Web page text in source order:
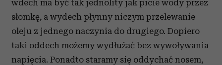
wdech ma być tak jednolity jak picie wody przez
słomkę, a wydech płynny niczym przelewanie
oleju z jednego naczynia do drugiego. Dopiero
taki oddech możemy wydłużać bez wywoływania
napięcia. Ponadto staramy się oddychać nosem,